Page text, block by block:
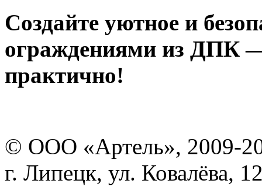
Создайте уютное и
ограждениями из ДПК
практично!
© ООО «Артель», 2009-
г. Липецк, ул. Ковалёва,